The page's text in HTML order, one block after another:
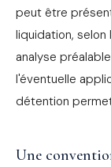
peut être
liquidation,
analyse
l'éventuelle
détention
Une